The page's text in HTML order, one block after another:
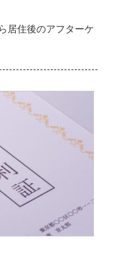
居住後のアフターケ